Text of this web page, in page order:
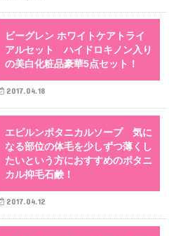
ビーグレン ホワイトケアトライ
アルセット ハイドロキノン入り
の美白化粧品豪華5点セット！
2017.04.18
エピルンボタニカルソープ 気に
なる部位の体毛を少しずつ薄くし
たいという方におすすめのボタニ
カル抑毛石鹸！
2017.04.12